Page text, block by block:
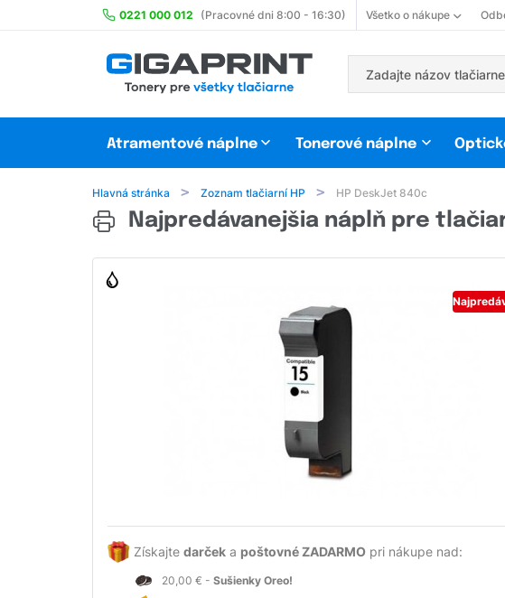
0221 000 012 (Pracovné dni 8:00 - 16:30) Všetko o nákupe
Atramentové náplne Tonerové náplne
Hlavná stránka Zoznam tlačiarní HP HP DeskJet 840c
Najpredávanejšia náplň pre
Získajte darček a poštovné ZADARMO pri nákupe nad:
20,00 € - Sušienky Oreo!